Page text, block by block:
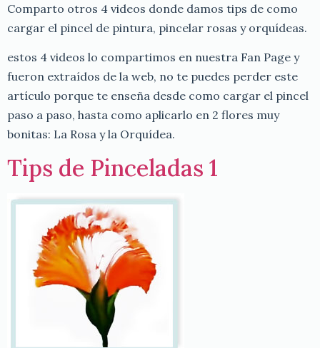
Comparto otros 4 videos donde damos tips de como
cargar el pincel de pintura, pincelar rosas y orquídeas.
estos 4 videos lo compartimos en nuestra Fan Page y
fueron extraídos de la web, no te puedes perder este
artículo porque te enseña desde como cargar el pincel
paso a paso, hasta como aplicarlo en 2 flores muy
bonitas: La Rosa y la Orquídea.
Tips de Pinceladas 1